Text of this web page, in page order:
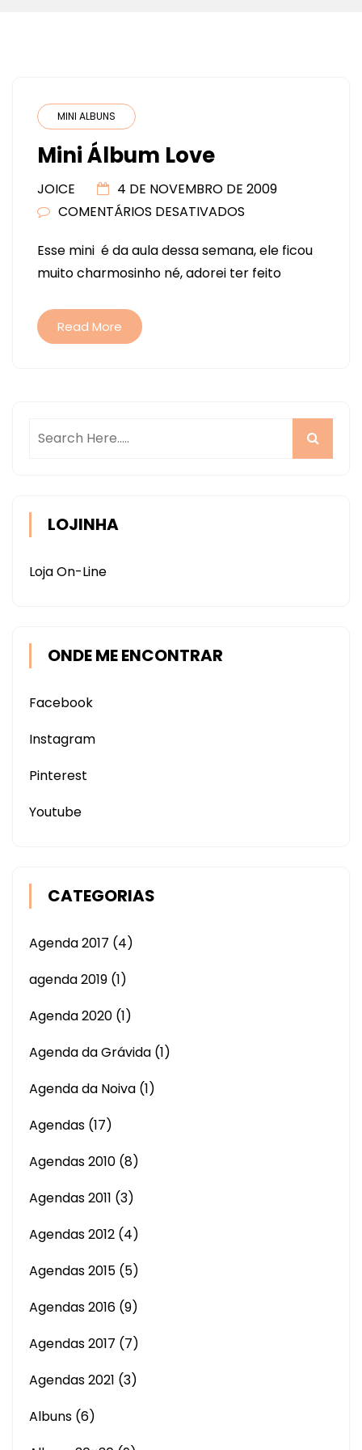
MINI ALBUNS
Mini Álbum Love
JOICE
4 DE NOVEMBRO DE 2009
COMENTÁRIOS DESATIVADOS
ÁLBUM
LOVE
Esse mini é da aula dessa semana, ele ficou
muito charmosinho né, adorei ter feito
Read More
LOJINHA
Loja On-Line
ONDE ME ENCONTRAR
Facebook
Instagram
Pinterest
Youtube
CATEGORIAS
Agenda 2017 (4)
agenda 2019 (1)
Agenda 2020 (1)
Agenda da Grávida (1)
Agenda da Noiva (1)
Agendas (17)
Agendas 2010 (8)
Agendas 2011 (3)
Agendas 2012 (4)
Agendas 2015 (5)
Agendas 2016 (9)
Agendas 2017 (7)
Agendas 2021 (3)
Albuns (6)